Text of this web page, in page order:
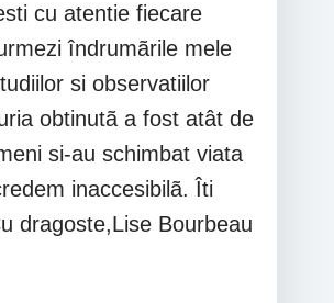
cu atentie fiecare
îndrumãrile mele
si observatiilor
obtinutã a fost atât de
si-au schimbat viata
inaccesibilã. Îti
dragoste,Lise Bourbeau